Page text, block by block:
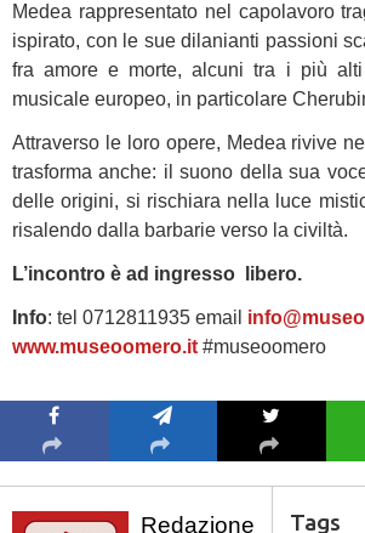
Medea rappresentato nel capolavoro
ispirato, con le sue dilanianti passioni
fra amore e morte, alcuni tra i più
musicale europeo, in particolare
Attraverso le loro opere, Medea rivive
trasforma anche: il suono della sua
delle origini, si rischiara nella luce
risalendo dalla barbarie verso la civiltà.
L’incontro è ad ingresso libero.
Info: tel 0712811935 email
www.museoomero.it #museoomero
Redazione Tags